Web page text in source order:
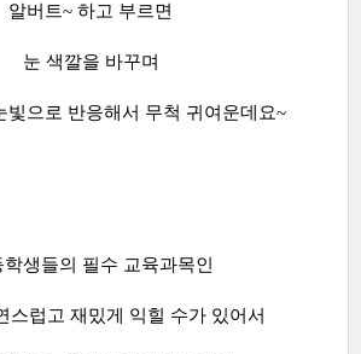
알버트~ 하고 부르면
눈 색깔을 바꾸며
빛으로 반응해서 무척 귀여운데요~
학생들의 필수 교육과목인
스럽고 재밌게 익힐 수가 있어서